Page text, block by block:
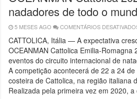
nadadores de todo o
5 MESES AGO COMENTÁRIOS
CATTOLICA, Itália — A expectativa
OCEANMAN Cattolica Emilia-Romagna
eventos do circuito internacional de
A competição acontecerá de 22 a 24
costeira de Cattolica, na região italiana
Realizada pela primeira vez em 2020, a